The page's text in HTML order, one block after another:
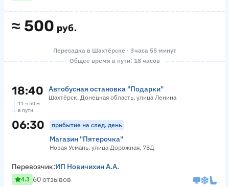
≈ 500 руб.
Пересадка в Шахтёрске · 3 часа 55 минут
Общее время в пути: 18 часов
18:40 Автобусная остановка "Подарки"
Шахтёрск, Донецкая область, улица Ленина
11 ч 50 м
в пути
06:30 прибытие на след. день
Магазин "Пятерочка"
Новая Усмань, улица Дорожная, 78Д
Перевозчик:ИП Новичихин А.А.
4.3 60 отзывов